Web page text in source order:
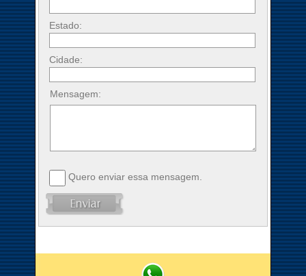
Estado:
Cidade:
Mensagem:
Quero enviar essa mensagem.